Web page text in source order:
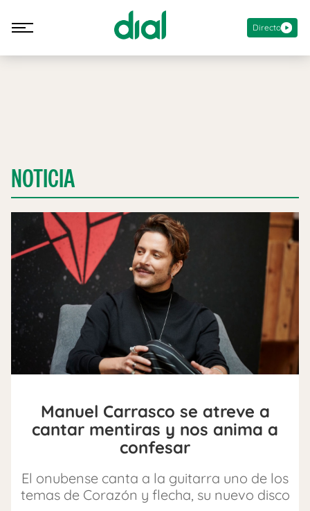
Directo
NOTICIA
Manuel Carrasco se atreve a
cantar mentiras y nos anima a
confesar
El onubense canta a la guitarra uno de los
temas de Corazón y flecha, su nuevo disco